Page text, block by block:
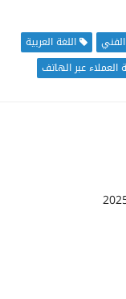
اللغة العربية
العملاء عبر الهاتف